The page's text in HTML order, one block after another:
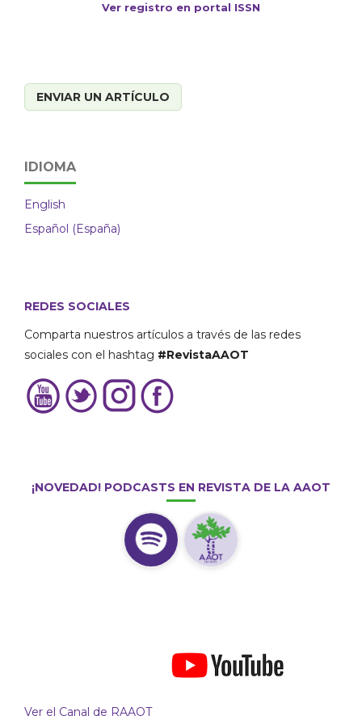
Ver registro en portal ISSN
ENVIAR UN ARTÍCULO
IDIOMA
English
Español (España)
REDES SOCIALES
Comparta nuestros artículos a través de las redes
sociales con el hashtag #RevistaAAOT
¡NOVEDAD! PODCASTS EN REVISTA DE LA AAOT
Ver el Canal de RAAOT